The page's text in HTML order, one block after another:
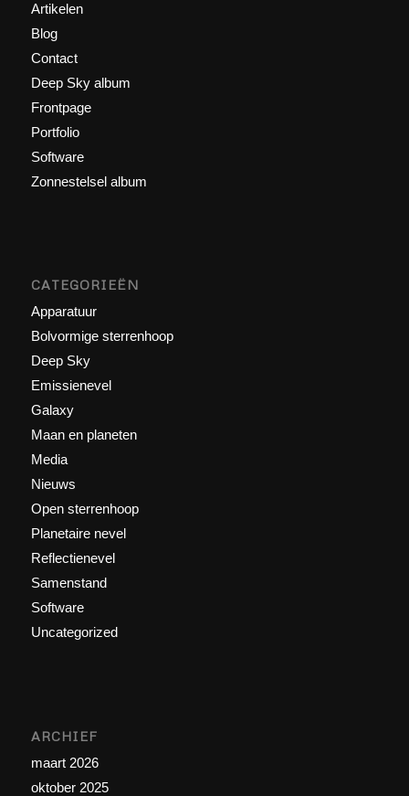
Artikelen
Blog
Contact
Deep Sky album
Frontpage
Portfolio
Software
Zonnestelsel album
CATEGORIEËN
Apparatuur
Bolvormige sterrenhoop
Deep Sky
Emissienevel
Galaxy
Maan en planeten
Media
Nieuws
Open sterrenhoop
Planetaire nevel
Reflectienevel
Samenstand
Software
Uncategorized
ARCHIEF
maart 2026
oktober 2025